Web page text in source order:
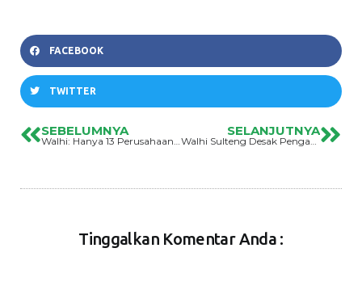
FACEBOOK
TWITTER
SEBELUMNYA SELANJUTNYA
Tinggalkan Komentar Anda :